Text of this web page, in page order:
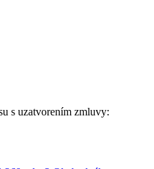
s uzatvorením zmluvy: